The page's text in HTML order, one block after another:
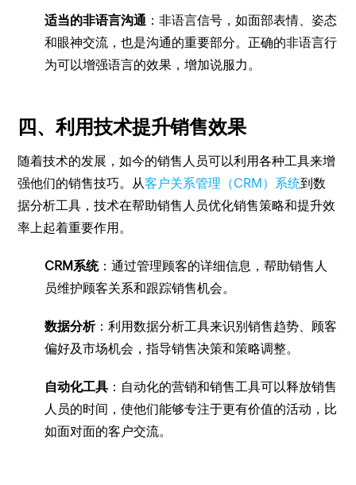
适当的非语言沟通 ：非语言信号，如面部表情、姿态
和眼神交流，也是沟通的重要部分。正确的非语言行
为可以增强语言的效果，增加说服力。
四、利用技术提升销售效果
随着技术的发展，如今的销售人员可以利用各种工具来增
强他们的销售技巧。从客户关系管理（CRM）系统到数
据分析工具，技术在帮助销售人员优化销售策略和提升效
率上起着重要作用。
CRM系统：通过管理顾客的详细信息，帮助销售人
员维护顾客关系和跟踪销售机会。
数据分析：利用数据分析工具来识别销售趋势、顾客
偏好及市场机会，指导销售决策和策略调整。
自动化工具 ：自动化的营销和销售工具可以释放销售
人员的时间，使他们能够专注于更有价值的活动，比
如面对面的客户交流。